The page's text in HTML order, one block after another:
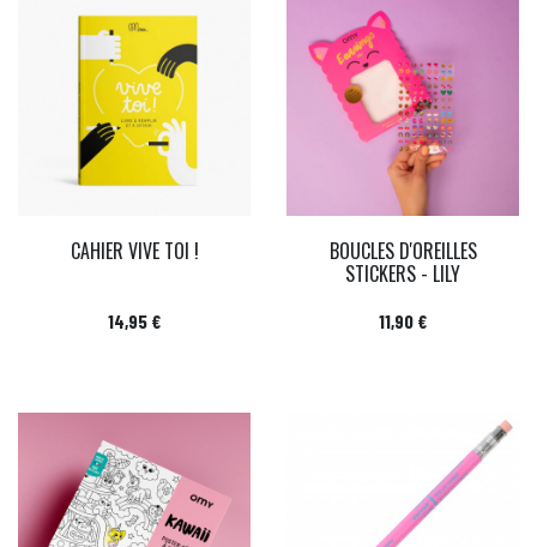
CAHIER VIVE TOI !
Prix
14,95 €
BOUCLES D'OREILLES
STICKERS - LILY
Prix
11,90 €